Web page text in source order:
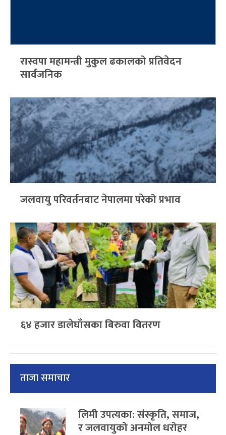
रास्वपा महामन्त्री मुकुल ढकालको प्रतिवेदन
सार्वजनिक
जलवायु परिवर्तनबाट नेपालमा परेको प्रभाव
६४ हजार डालेघाँसका बिरुवा वितरण
ताजा समाचार
लिमी उपत्यका: संस्कृति, समाज,
र जलवायुको अनमोल धरोहर